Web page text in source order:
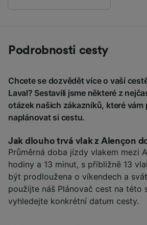
Podrobnosti cesty
Chcete se dozvědět více o vaší
Laval? Sestavili jsme některé z
otázek našich zákazníků, které vám
naplánovat si cestu.
Jak dlouho trvá vlak z Alençon
Průměrná doba jízdy vlakem mezi
hodiny a 13 minut, s přibližně 13
být prodloužena o víkendech a
použijte náš Plánovač cest na této
vyhledejte konkrétní datum cesty.